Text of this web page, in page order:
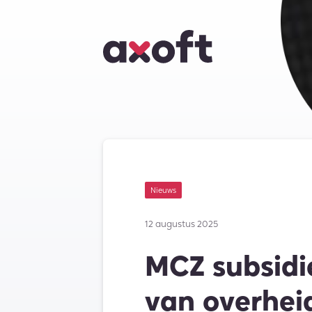
Nieuws
12 augustus 2025
MCZ
van